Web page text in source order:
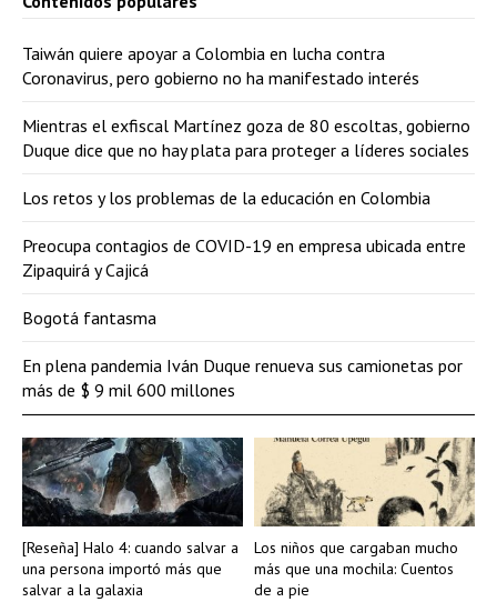
[Reseña] Halo 4: cuando salvar a
una persona importó más que
salvar a la galaxia
Los niños que cargaban mucho
más que una mochila: Cuentos
de a pie
Taiwán quiere apoyar a Colombia en lucha contra
Coronavirus, pero gobierno no ha manifestado interés
Mientras el exfiscal Martínez goza de 80 escoltas, gobierno
Duque dice que no hay plata para proteger a líderes sociales
Los retos y los problemas de la educación en Colombia
Preocupa contagios de COVID-19 en empresa ubicada entre
Zipaquirá y Cajicá
Bogotá fantasma
En plena pandemia Iván Duque renueva sus camionetas por
más de $ 9 mil 600 millones